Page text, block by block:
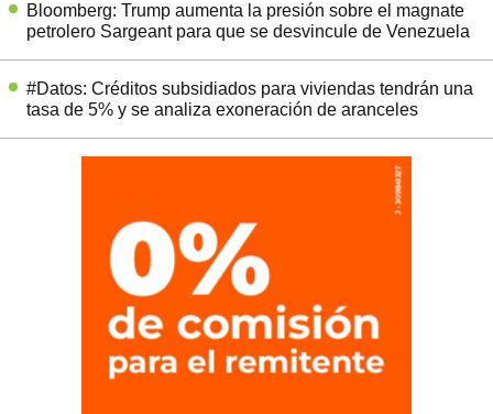
Bloomberg: Trump aumenta la presión sobre el magnate
petrolero Sargeant para que se desvincule de Venezuela
#Datos: Créditos subsidiados para viviendas tendrán una
tasa de 5% y se analiza exoneración de aranceles